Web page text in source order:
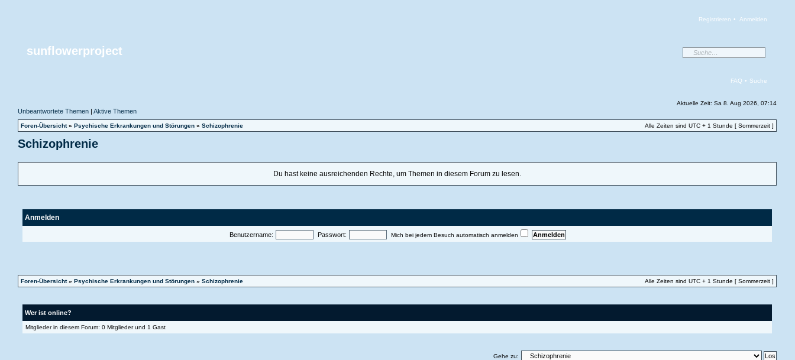
Registrieren • Anmelden
sunflowerproject
FAQ • Suche
Aktuelle Zeit: Sa 8. Aug 2026, 07:14
Unbeantwortete Themen |Aktive Themen
Foren-Übersicht»Psychische Erkrankungen und Störungen »Schizophrenie Alle Zeiten sind UTC + 1 Stunde [ Sommerzeit ]
Schizophrenie
Du hast keine ausreichenden Rechte, um Themen in diesem Forum zu lesen.
Anmelden
Benutzername: Passwort: Mich bei jedem Besuch automatisch anmelden
Foren-Übersicht»Psychische Erkrankungen und Störungen »Schizophrenie Alle Zeiten sind UTC + 1 Stunde [ Sommerzeit ]
Wer ist online?
Mitglieder in diesem Forum: 0 Mitglieder und 1 Gast
Gehe zu: